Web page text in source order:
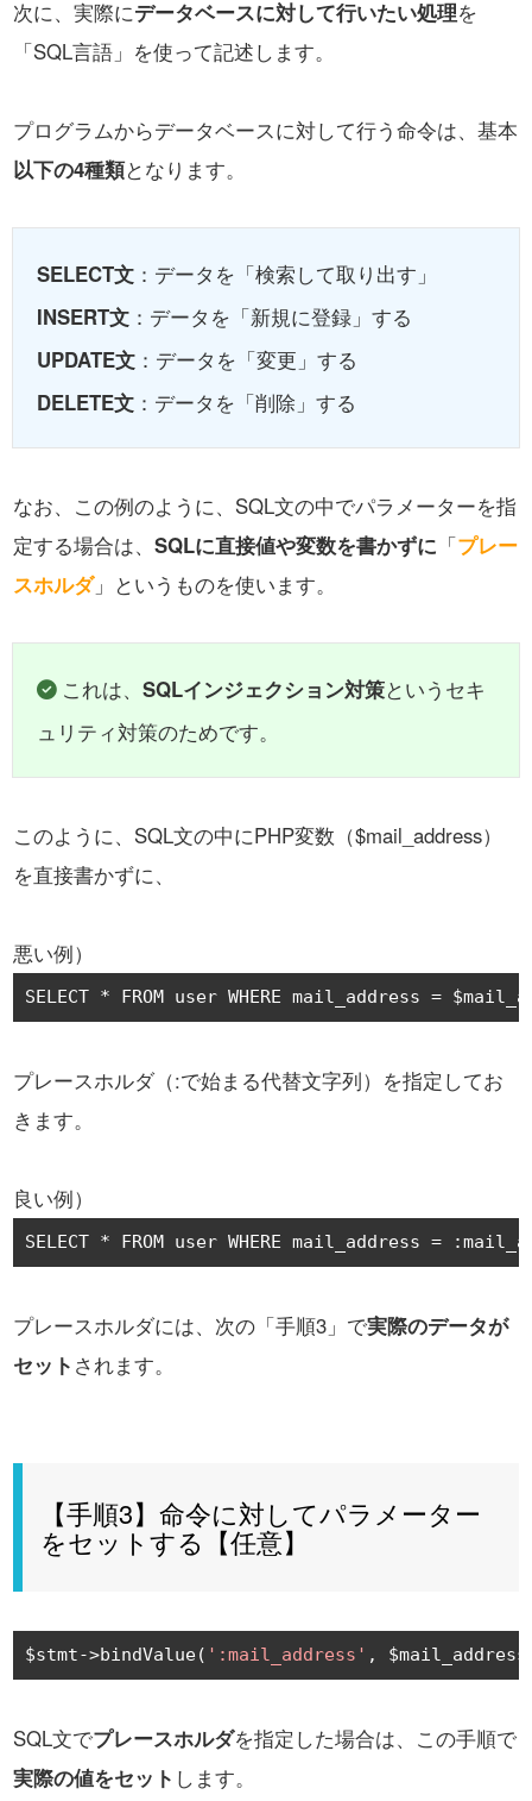
次に、実際にデータベースに対して行いたい処理を
「SQL言語」を使って記述します。
プログラムからデータベースに対して行う命令は、基本
以下の4種類となります。
SELECT文 ：データを「検索して取り出す」
INSERT文 ：データを「新規に登録」する
UPDATE文 ：データを「変更」する
DELETE文 ：データを「削除」する
なお、この例のように、SQL文の中でパラメーターを指
定する場合は、 SQLに直接値や変数を書かずに 「プレー
スホルダ」というものを使います。
これは、 SQLインジェクション対策というセキ
ュリティ対策のためです。
このように、SQL文の中にPHP変数（$mail_address）
を直接書かずに、
悪い例）
SELECT * FROM user WHERE mail_address =
プレースホルダ（:で始まる代替文字列）を指定してお
きます。
良い例）
SELECT * FROM user WHERE mail_address = :
プレースホルダには、次の「手順3」で実際のデータが
セット されます。
【手順3】命令に対してパラメーター
をセットする【任意】
$stmt->bindValue( ':mail_address' , $mail_address
SQL文でプレースホルダを指定した場合は、この手順で
実際の値をセット します。